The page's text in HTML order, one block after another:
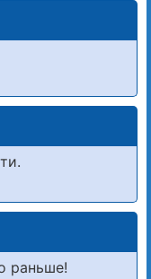
раньше!